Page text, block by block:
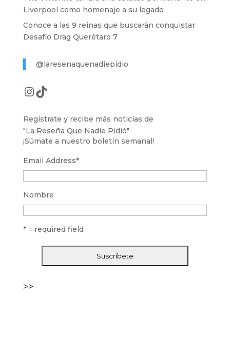
Liverpool como homenaje a su legado
Conoce a las 9 reinas que buscarán conquistar
Desafío Drag Querétaro 7
@laresenaquenadiepidio
Instagram
TikTok
Regístrate y recibe más noticias de
"La Reseña Que Nadie Pidió"
¡Súmate a nuestro boletín semanal!
Email Address*
Nombre
* = required field
>>